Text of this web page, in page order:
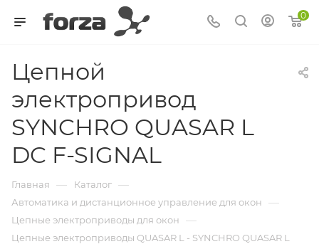
0
Цепной
электропривод
SYNCHRO QUASAR L
DC F-SIGNAL
Главная — Каталог —
Автоматика и дистанционное управление для окон —
Цепные электроприводы для окон —
Цепные электроприводы QUASAR L - SYNCHRO QUASAR L